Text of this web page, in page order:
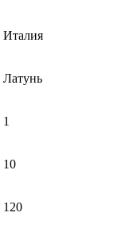
Италия
Латунь
1
10
120